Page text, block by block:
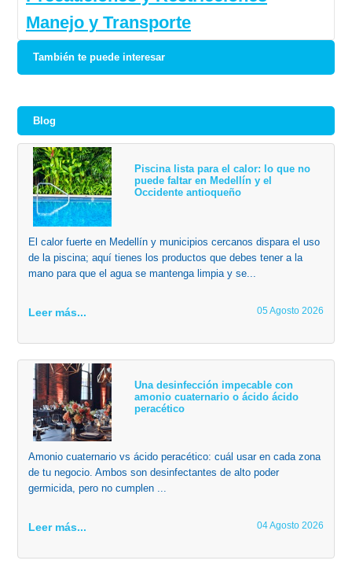
Manejo y Transporte
También te puede interesar
Blog
Piscina lista para el calor: lo que no
puede faltar en Medellín y el
Occidente antioqueño
El calor fuerte en Medellín y municipios cercanos dispara el uso
de la piscina; aquí tienes los productos que debes tener a la
mano para que el agua se mantenga limpia y se...
Leer más... 05 Agosto 2026
Una desinfección impecable con
amonio cuaternario o ácido ácido
peracético
Amonio cuaternario vs ácido peracético: cuál usar en cada zona
de tu negocio. Ambos son desinfectantes de alto poder
germicida, pero no cumplen ...
Leer más... 04 Agosto 2026